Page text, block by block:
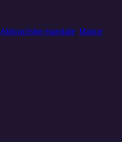
Aktivacijske mandale, Majice,